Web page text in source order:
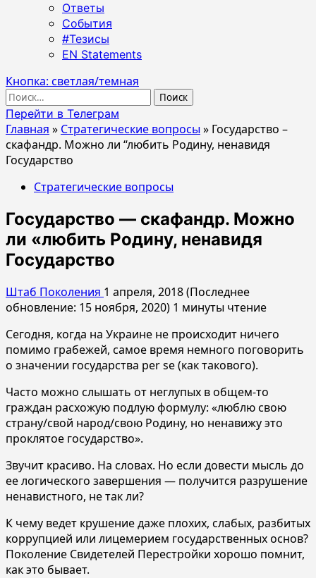
Ответы
События
#Тезисы
EN Statements
Кнопка: светлая/темная
Найти:
Перейти в Телеграм
Главная » Стратегические вопросы » Государство –
скафандр. Можно ли “любить Родину, ненавидя
Государство
Стратегические вопросы
Государство — скафандр. Можно
ли «любить Родину, ненавидя
Государство
Штаб Поколения 1 апреля, 2018 (Последнее
обновление: 15 ноября, 2020) 1 минуты чтение
Сегодня, когда на Украине не происходит ничего
помимо грабежей, самое время немного поговорить
о значении государства per se (как такового).
Часто можно слышать от неглупых в общем-то
граждан расхожую подлую формулу: «люблю свою
страну/свой народ/свою Родину, но ненавижу это
проклятое государство».
Звучит красиво. На словах. Но если довести мысль до
ее логического завершения — получится разрушение
ненавистного, не так ли?
К чему ведет крушение даже плохих, слабых, разбитых
коррупцией или лицемерием государственных основ?
Поколение Свидетелей Перестройки хорошо помнит,
как это бывает.